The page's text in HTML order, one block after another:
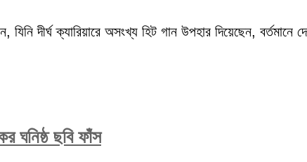
দীর্ঘ ক্যারিয়ারে অসংখ্য হিট গান উপহার দিয়েছেন,
ঘনিষ্ঠ ছবি ফাঁস